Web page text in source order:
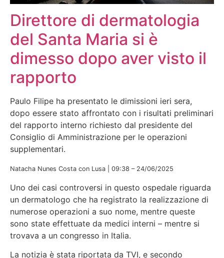
Direttore di dermatologia
del Santa Maria si è
dimesso dopo aver visto il
rapporto
Paulo Filipe ha presentato le dimissioni ieri sera,
dopo essere stato affrontato con i risultati preliminari
del rapporto interno richiesto dal presidente del
Consiglio di Amministrazione per le operazioni
supplementari.
Natacha Nunes Costa con Lusa | 09:38 – 24/06/2025
Uno dei casi controversi in questo ospedale riguarda
un dermatologo che ha registrato la realizzazione di
numerose operazioni a suo nome, mentre queste
sono state effettuate da medici interni – mentre si
trovava a un congresso in Italia.
La notizia è stata riportata da TVI, e secondo